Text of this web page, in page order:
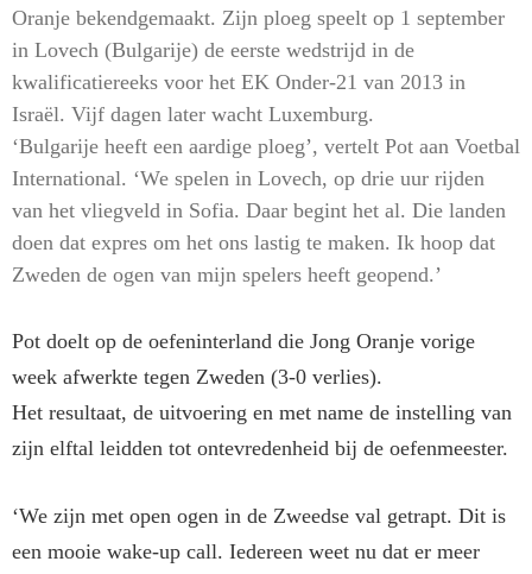
Oranje bekendgemaakt. Zijn ploeg speelt op 1 september
in Lovech (Bulgarije) de eerste wedstrijd in de
kwalificatiereeks voor het EK Onder-21 van 2013 in
Israël. Vijf dagen later wacht Luxemburg.
‘Bulgarije heeft een aardige ploeg’, vertelt Pot aan Voetbal
International. ‘We spelen in Lovech, op drie uur rijden
van het vliegveld in Sofia. Daar begint het al. Die landen
doen dat expres om het ons lastig te maken. Ik hoop dat
Zweden de ogen van mijn spelers heeft geopend.’
Pot doelt op de oefeninterland die Jong Oranje vorige
week afwerkte tegen Zweden (3-0 verlies).
Het resultaat, de uitvoering en met name de instelling van
zijn elftal leidden tot ontevredenheid bij de oefenmeester.
‘We zijn met open ogen in de Zweedse val getrapt. Dit is
een mooie wake-up call. Iedereen weet nu dat er meer